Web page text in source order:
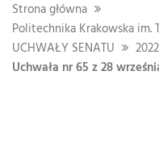
Strona główna
Politechnika Krakowska im.
UCHWAŁY SENATU
2022
Uchwała nr 65 z 28